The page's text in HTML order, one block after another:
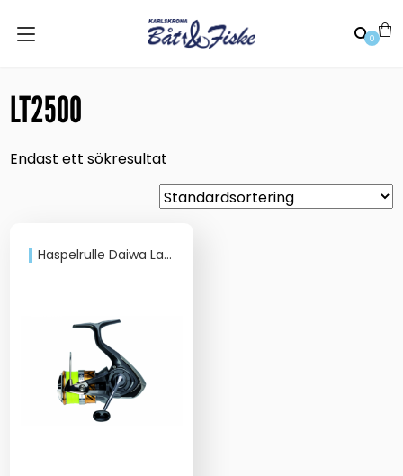
0
LT2500
Endast ett sökresultat
Haspelrulle Daiwa Laguna LT med påspolad J-Braid 0,19mm